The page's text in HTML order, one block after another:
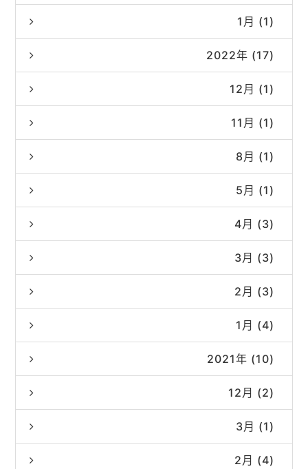
1月 (1)
2022年 (17)
12月 (1)
11月 (1)
8月 (1)
5月 (1)
4月 (3)
3月 (3)
2月 (3)
1月 (4)
2021年 (10)
12月 (2)
3月 (1)
2月 (4)